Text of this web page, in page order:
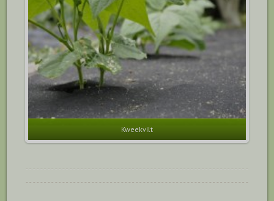
Kweekvilt